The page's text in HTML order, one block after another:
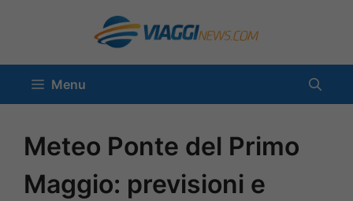
contenuto
Menu
Meteo Ponte del Primo
Maggio: previsioni e